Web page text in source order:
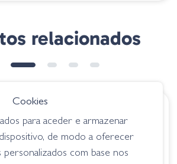
relacionados
Raid Japan Buggy
Craw - 022 Amezari
Cookies
para aceder e armazenar
de modo a oferecer
com base nos